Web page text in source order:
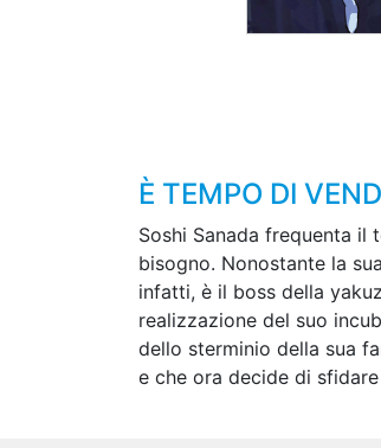
È TEMPO DI
Soshi Sanada frequenta il
bisogno. Nonostante la
infatti, è il boss della
realizzazione del suo
dello sterminio della sua
e che ora decide di